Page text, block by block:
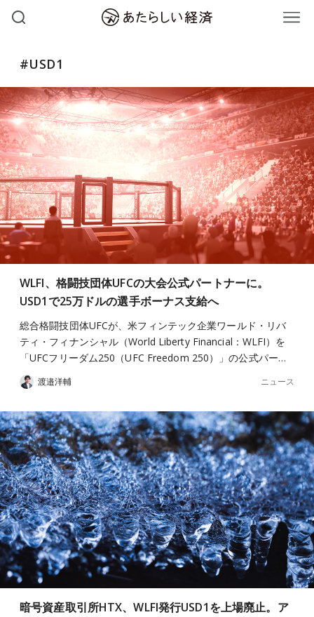
#USD1
WLFI、格闘技団体UFCの大会公式パートナーに。
USD1で25万ドルの選手ボーナス支給へ
総合格闘技団体UFCが、米フィンテック企業ワールド・リバ
ティ・フィナンシャル（World Liberty Financial：WLFI）を
「UFCフリーダム250（UFC Freedom 250）」の公式パー…
渡邉洋輔 ニュース
暗号資産取引所HTX、WLFI発行USD1を上場廃止。ア